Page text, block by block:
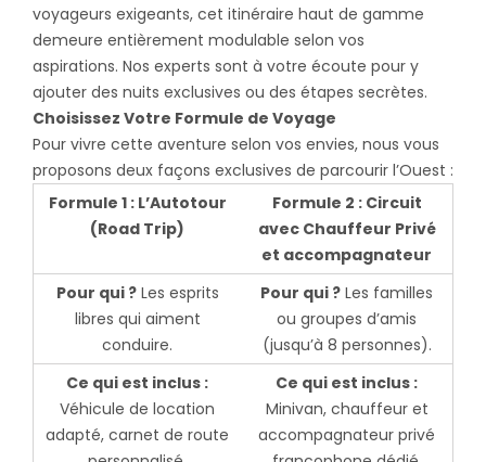
voyageurs exigeants, cet itinéraire haut de gamme
demeure entièrement modulable selon vos
aspirations. Nos experts sont à votre écoute pour y
ajouter des nuits exclusives ou des étapes secrètes.
Choisissez Votre Formule de Voyage
Pour vivre cette aventure selon vos envies, nous vous
proposons deux façons exclusives de parcourir l’Ouest :
Formule 1 : L’Autotour
(Road Trip)
Formule 2 : Circuit
avec Chauffeur Privé
et accompagnateur
Pour qui ?Les esprits
libres qui aiment
conduire.
Pour qui ? Les familles
ou groupes d’amis
(jusqu’à 8 personnes).
Ce qui est inclus :
Véhicule de location
adapté, carnet de route
Ce qui est inclus :
Minivan, chauffeur et
accompagnateur privé